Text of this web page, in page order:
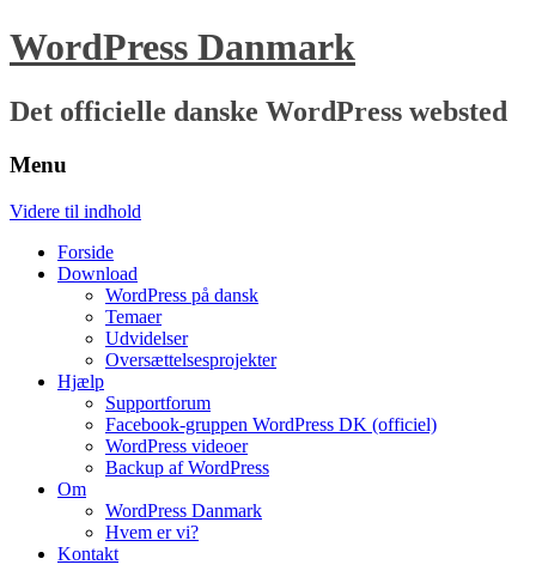
WordPress Danmark
Det officielle danske WordPress websted
Menu
Videre til indhold
Forside
Download
WordPress på dansk
Temaer
Udvidelser
Oversættelsesprojekter
Hjælp
Supportforum
Facebook-gruppen WordPress DK (officiel)
WordPress videoer
Backup af WordPress
Om
WordPress Danmark
Hvem er vi?
Kontakt